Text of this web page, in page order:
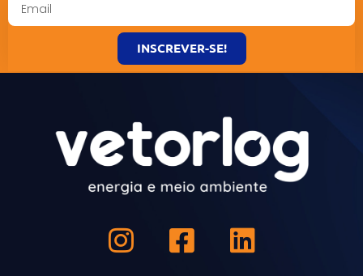
INSCREVER-SE!